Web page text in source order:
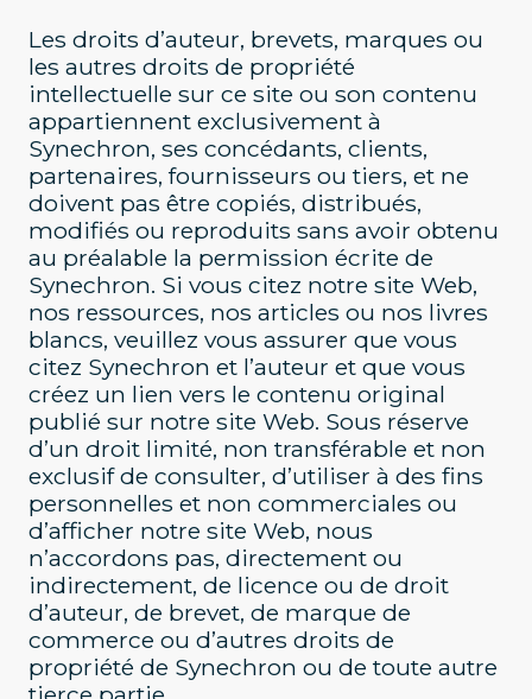
Les droits d’auteur, brevets, marques ou
les autres droits de propriété
intellectuelle sur ce site ou son contenu
appartiennent exclusivement à
Synechron, ses concédants, clients,
partenaires, fournisseurs ou tiers, et ne
doivent pas être copiés, distribués,
modifiés ou reproduits sans avoir obtenu
au préalable la permission écrite de
Synechron. Si vous citez notre site Web,
nos ressources, nos articles ou nos livres
blancs, veuillez vous assurer que vous
citez Synechron et l’auteur et que vous
créez un lien vers le contenu original
publié sur notre site Web. Sous réserve
d’un droit limité, non transférable et non
exclusif de consulter, d’utiliser à des fins
personnelles et non commerciales ou
d’afficher notre site Web, nous
n’accordons pas, directement ou
indirectement, de licence ou de droit
d’auteur, de brevet, de marque de
commerce ou d’autres droits de
propriété de Synechron ou de toute autre